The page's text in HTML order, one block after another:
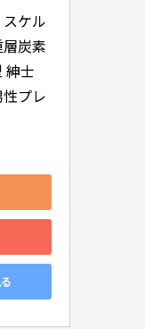
ケル
炭素
紳士
プレ